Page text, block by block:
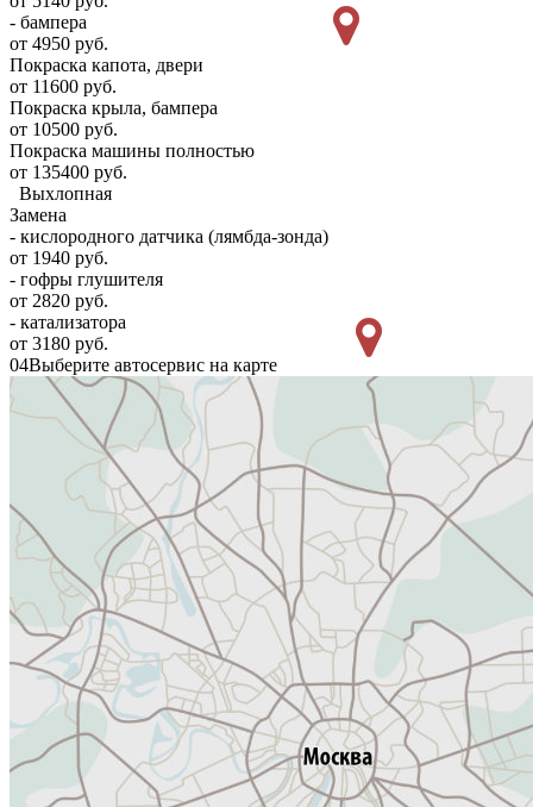
- бампера
от 4950 руб.
Покраска капота, двери
от 11600 руб.
Покраска крыла, бампера
от 10500 руб.
Покраска машины полностью
от 135400 руб.
Выхлопная
Замена
- кислородного датчика (лямбда-зонда)
от 1940 руб.
- гофры глушителя
от 2820 руб.
- катализатора
от 3180 руб.
04Выберите автосервис на карте